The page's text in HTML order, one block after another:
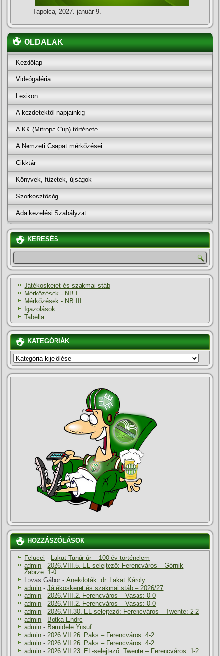
Tapolca, 2027. január 9.
OLDALAK
Kezdőlap
Videógaléria
Lexikon
A kezdetektől napjainkig
A KK (Mitropa Cup) története
A Nemzeti Csapat mérkőzései
Cikktár
Könyvek, füzetek, újságok
Szerkesztőség
Adatkezelési Szabályzat
KERESÉS
Játékoskeret és szakmai stáb
Mérkőzések - NB I
Mérkőzések - NB III
Igazolások
Tabella
KATEGÓRIÁK
KATEGÓRIÁK
HOZZÁSZÓLÁSOK
Felucci - Lakat Tanár úr – 100 év történelem
admin -2026.VIII.5. EL-selejtező: Ferencváros – Górnik
Zabrze: 1-0
Lovas Gábor -Anekdoták: dr. Lakat Károly
admin -Játékoskeret és szakmai stáb – 2026/27
admin -2026.VIII.2. Ferencváros – Vasas: 0-0
admin -2026.VIII.2. Ferencváros – Vasas: 0-0
admin -2026.VII.30. EL-selejtező: Ferencváros – Twente: 2-2
admin - Botka Endre
admin - Bamidele Yusuf
admin -2026.VII.26. Paks – Ferencváros: 4-2
admin -2026.VII.26. Paks – Ferencváros: 4-2
admin -2026.VII.23. EL-selejtező: Twente – Ferencváros: 1-2